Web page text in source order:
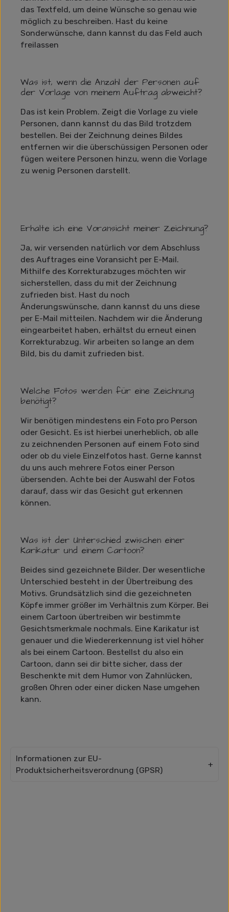
das Textfeld, um deine Wünsche so genau wie
möglich zu beschreiben. Hast du keine
Sonderwünsche, dann kannst du das Feld auch
freilassen
Was ist, wenn die Anzahl der Personen auf
der Vorlage von meinem Auftrag abweicht?
Das ist kein Problem. Zeigt die Vorlage zu viele
Personen, dann kannst du das Bild trotzdem
bestellen. Bei der Zeichnung deines Bildes
entfernen wir die überschüssigen Personen oder
fügen weitere Personen hinzu, wenn die Vorlage
zu wenig Personen darstellt.
Erhalte ich eine Voransicht meiner Zeichnung?
Ja, wir versenden natürlich vor dem Abschluss
des Auftrages eine Voransicht per E-Mail.
Mithilfe des Korrekturabzuges möchten wir
sicherstellen, dass du mit der Zeichnung
zufrieden bist. Hast du noch
Änderungswünsche, dann kannst du uns diese
per E-Mail mitteilen. Nachdem wir die Änderung
eingearbeitet haben, erhältst du erneut einen
Korrekturabzug. Wir arbeiten so lange an dem
Bild, bis du damit zufrieden bist.
Welche Fotos werden für eine Zeichnung
benötigt?
Wir benötigen mindestens ein Foto pro Person
oder Gesicht. Es ist hierbei unerheblich, ob alle
zu zeichnenden Personen auf einem Foto sind
oder ob du viele Einzelfotos hast. Gerne kannst
du uns auch mehrere Fotos einer Person
übersenden. Achte bei der Auswahl der Fotos
darauf, dass wir das Gesicht gut erkennen
können.
Was ist der Unterschied zwischen einer
Karikatur und einem Cartoon?
Beides sind gezeichnete Bilder. Der wesentliche
Unterschied besteht in der Übertreibung des
Motivs. Grundsätzlich sind die gezeichneten
Köpfe immer größer im Verhältnis zum Körper. Bei
einem Cartoon übertreiben wir bestimmte
Gesichtsmerkmale nochmals. Eine Karikatur ist
genauer und die Wiedererkennung ist viel höher
als bei einem Cartoon. Bestellst du also ein
Cartoon, dann sei dir bitte sicher, dass der
Beschenkte mit dem Humor von Zahnlücken,
großen Ohren oder einer dicken Nase umgehen
kann.
Informationen zur EU-
Produktsicherheitsverordnung (GPSR)